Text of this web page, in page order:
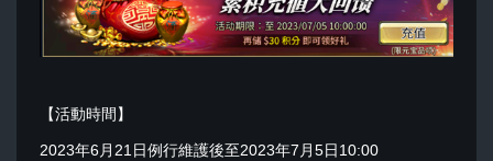
【活動時間】
2023年6月21日例行維護後至2023年7月5日10:00